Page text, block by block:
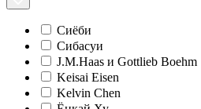
Сиёби
Сибасуи
J.M.Haas и Gottlieb Boehm
Keisai Eisen
Kelvin Chen